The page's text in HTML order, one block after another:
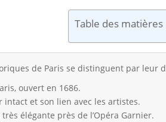
Table des matières
de Paris se distinguent par
ouvert en 1686.
intact et son lien avec les artistes.
élégante près de l’Opéra Garnier.